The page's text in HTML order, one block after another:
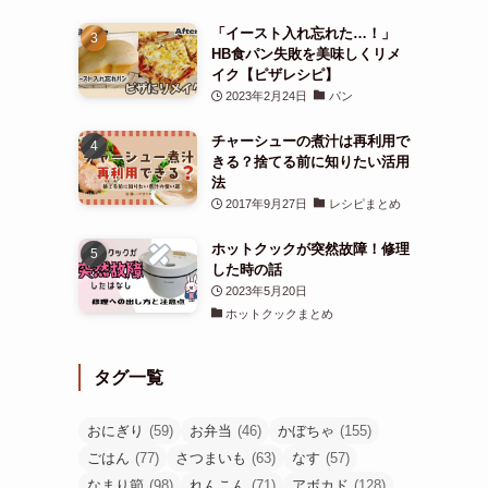
「イースト入れ忘れた…！」
HB食パン失敗を美味しくリメ
イク【ピザレシピ】
2023年2月24日 パン
チャーシューの煮汁は再利用で
きる？捨てる前に知りたい活用
法
2017年9月27日 レシピまとめ
ホットクックが突然故障！修理
した時の話
2023年5月20日
ホットクックまとめ
タグ一覧
おにぎり (59) お弁当 (46) かぼちゃ (155)
ごはん (77) さつまいも (63) なす (57)